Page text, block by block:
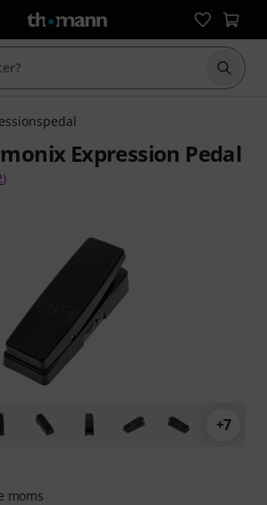
Börja
Expression Pedal
5 stjärnor från 102 kundbetyg
)
+7
moms